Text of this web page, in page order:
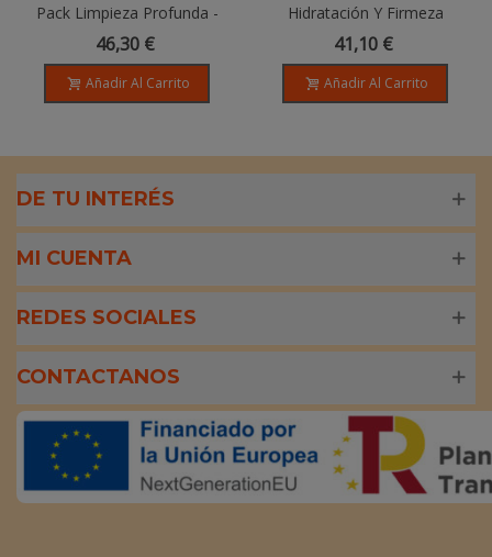
Pack Limpieza Profunda -
Maquillaje
46,30 €
Añadir Al Carrito
Hidratación Y Firmeza
Radiante: Glycan Sea
Booster + Hyalurónico
Dermo
41,10 €
Añadir Al Carrito
DE TU INTERÉS
MI CUENTA
REDES SOCIALES
CONTACTANOS